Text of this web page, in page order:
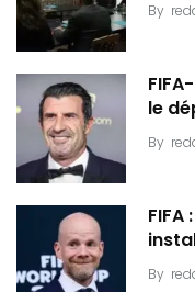
By
le
By
FIFA
By